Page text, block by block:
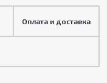
Оплата и доставка